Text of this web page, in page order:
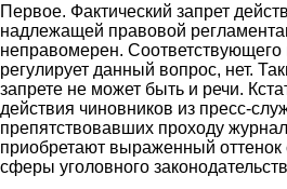
Первое. Фактический запрет
надлежащей правовой
неправомерен. Соответствующего
регулирует данный вопрос, нет.
запрете не может быть и речи.
действия чиновников из пресс-
препятствовавших проходу
приобретают выраженный оттенок
сферы уголовного